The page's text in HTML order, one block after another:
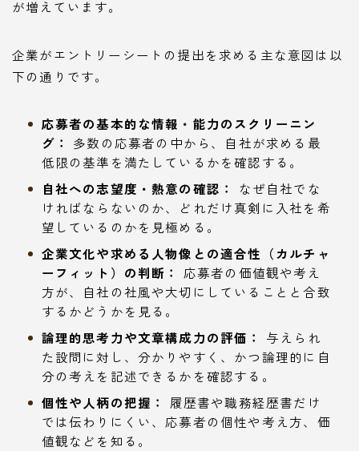
が増えています。
企業がエントリーシートの提出を求める主な意図は以
下の通りです。
応募者の基本的な情報・能力のスクリーニン
グ：
多数の応募者の中から、自社が求める最
低限の基準を満たしているかを確認する。
自社への志望度・熱意の確認：
なぜ自社でな
ければならないのか、どれだけ真剣に入社を希
望しているのかを見極める。
企業文化や求める人物像との適合性（カルチャ
ーフィット）の判断：
応募者の価値観や考え
方が、自社の社風や大切にしていることと合致
するかどうかを見る。
論理的思考力や文章構成力の評価：
与えられ
た設問に対し、分かりやすく、かつ論理的に自
分の考えを記述できるかを確認する。
個性や人柄の把握：
履歴書や職務経歴書だけ
では伝わりにくい、応募者の個性や考え方、価
値観などを知る。